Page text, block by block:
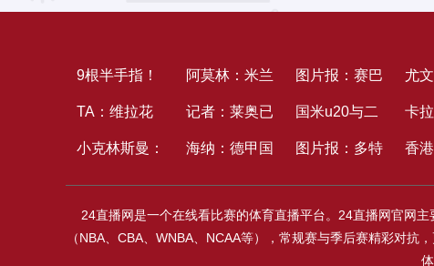
9根半手指！
退出国家队！
15年生计闭
幕
阿莫林：米兰
有必要瞄准意
甲冠军，很多
人想坐我方位
图片报：赛巴
里等人全力复
出，卡尔和格
纳布里参与德
超杯存疑
尤
季
黑
同
画
TA：维拉花
1000万镑签
17岁中锋马
乔，方针便是
记者：莱奥已
被加拉塔萨雷
的建队方案压
服，后者预备
国米u20与二
队别离获得热
身赛成功
卡拉
镑
有
如
小克林斯曼：
颈椎骨折后几
乎瘫痪；现在
海纳：德甲国
际化不是一家
沙龙能完成
图片报：多特
固定费低于
4000万欧报
香
动
穆
代
24直播网是一个在线看比赛的体育直播平台。24直播网官网
（NBA、CBA、WNBA、NCAA等），常规赛与季后赛精彩对